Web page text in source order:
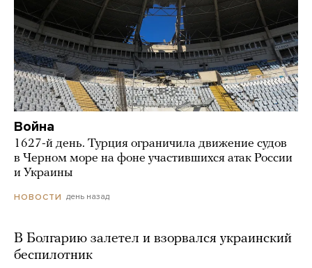
Война
1627-й день. Турция ограничила движение судов
в Черном море на фоне участившихся атак России
и Украины
НОВОСТИ день назад
В Болгарию залетел и взорвался украинский
беспилотник